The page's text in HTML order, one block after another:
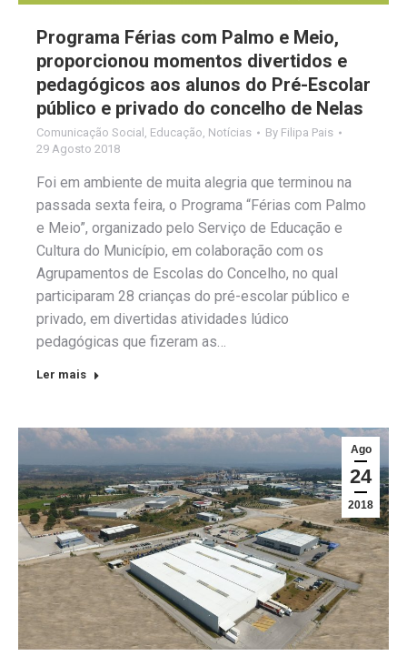
Programa Férias com Palmo e Meio,
proporcionou momentos divertidos e
pedagógicos aos alunos do Pré-Escolar
público e privado do concelho de Nelas
Comunicação Social Educação Notícias By Filipa Pais
29 Agosto 2018
Foi em ambiente de muita alegria que terminou na
passada sexta feira, o Programa “Férias com Palmo
e Meio”, organizado pelo Serviço de Educação e
Cultura do Município, em colaboração com os
Agrupamentos de Escolas do Concelho, no qual
participaram 28 crianças do pré-escolar público e
privado, em divertidas atividades lúdico
pedagógicas que fizeram as…
Ler mais
Ago
24
2018